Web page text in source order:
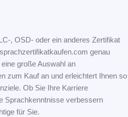
, OSD- oder ein anderes Zertifikat
genau
große Auswahl an
zum Kauf an und erleichtert Ihnen so
Ob Sie Ihre Karriere
Sprachkenntnisse verbessern
für Sie.